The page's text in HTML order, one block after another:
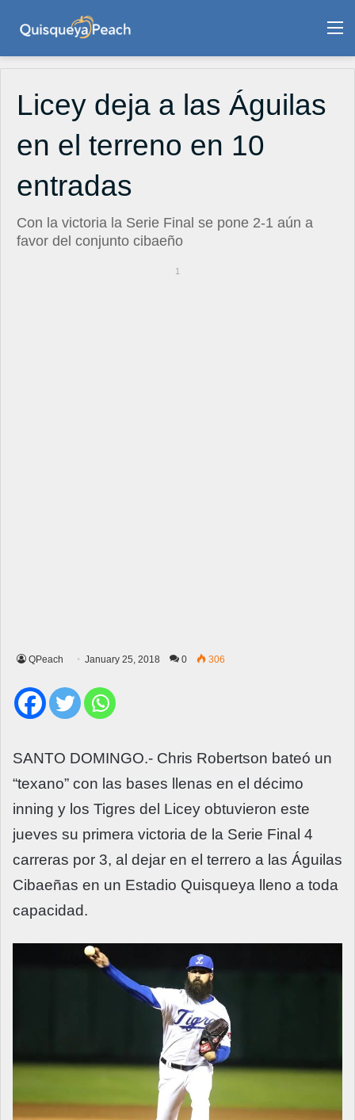
Licey deja a las Águilas
en el terreno en 10
entradas
Con la victoria la Serie Final se pone 2-1 aún a
favor del conjunto cibaeño
1
QPeach January 25, 2018 0 306
SANTO DOMINGO.- Chris Robertson bateó un
“texano” con las bases llenas en el décimo
inning y los Tigres del Licey obtuvieron este
jueves su primera victoria de la Serie Final 4
carreras por 3, al dejar en el terrero a las Águilas
Cibaeñas en un Estadio Quisqueya lleno a toda
capacidad.